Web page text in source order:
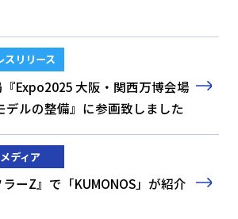
スリリース
Expo2025 大阪・関西万博会場
デルの整備』に参画致しました
メディア
ラーZ』で「KUMONOS」が紹介